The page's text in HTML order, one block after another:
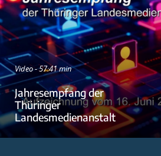
Video - 57:41 min
Jahresempfang der
Thüringer
Landesmedienanstalt